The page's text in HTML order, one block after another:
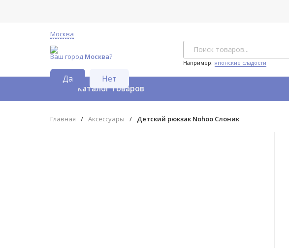
Москва
Ваш город Москва?
Например: японские сладости
Каталог товаров
Главная / Аксессуары / Детский рюкзак Nohoo Слоник